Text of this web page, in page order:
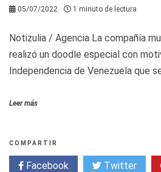
05/07/2022 1 minuto de lectura
Notizulia / Agencia La compañía
realizó un doodle especial con
Independencia de Venezuela que
Leer más
COMPARTIR
Facebook Twitter